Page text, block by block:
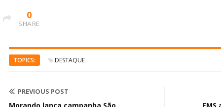
0
SHARE
TOPICS: DESTAQUE
PREVIOUS POST